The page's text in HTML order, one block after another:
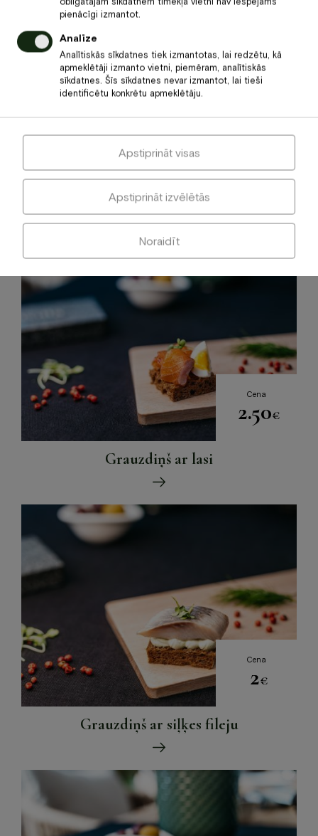
Grauzdiņš ar garnelēm
Cena
2.50€
Grauzdiņš ar lasi
Cena
2€
Grauzdiņš ar siļķes fileju
pienācīgi izmantot.
Analīze
Analītiskās sīkdatnes tiek izmantotas, lai redzētu, kā
apmeklētāji izmanto vietni, piemēram, analītiskās
sīkdatnes. Šīs sīkdatnes nevar izmantot, lai tieši
identificētu konkrētu apmeklētāju.
Noraidīt
Apstiprināt izvēlētās
Apstiprināt visas